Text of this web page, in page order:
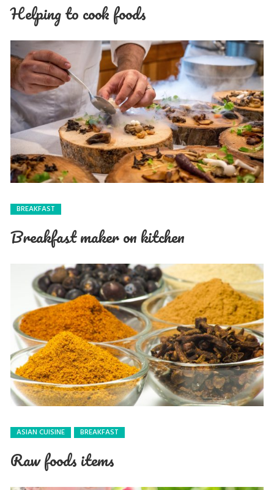
Helping to cook foods
BREAKFAST
Breakfast maker on kitchen
ASIAN CUISINE BREAKFAST
Raw foods items